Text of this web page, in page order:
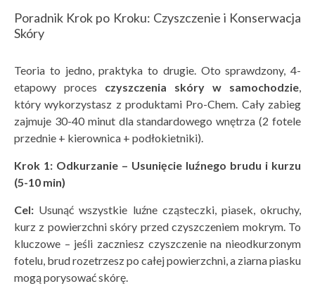
Poradnik Krok po Kroku: Czyszczenie i Konserwacja
Skóry
Teoria to jedno, praktyka to drugie. Oto sprawdzony, 4-
etapowy proces czyszczenia skóry w samochodzie,
który wykorzystasz z produktami Pro-Chem. Cały zabieg
zajmuje 30-40 minut dla standardowego wnętrza (2 fotele
przednie + kierownica + podłokietniki).
Krok 1: Odkurzanie – Usunięcie luźnego brudu i kurzu
(5-10 min)
Cel: Usunąć wszystkie luźne cząsteczki, piasek, okruchy,
kurz z powierzchni skóry przed czyszczeniem mokrym. To
kluczowe – jeśli zaczniesz czyszczenie na nieodkurzonym
fotelu, brud rozetrzesz po całej powierzchni, a ziarna piasku
mogą porysować skórę.